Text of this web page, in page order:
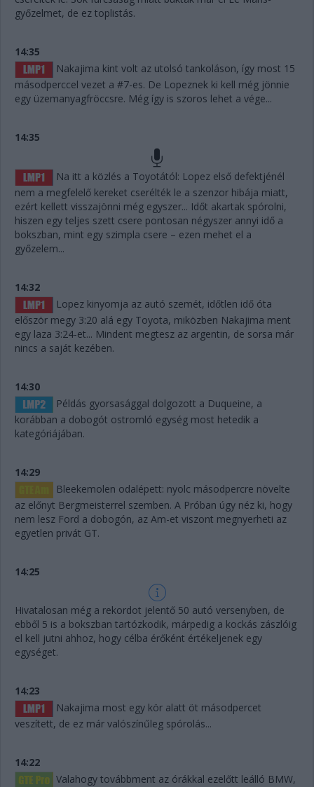
győzelmet, de ez toplistás.
14:35
Nakajima kint volt az utolsó tankoláson, így most 15
másodperccel vezet a #7-es. De Lopeznek ki kell még jönnie
egy üzemanyagfröccsre. Még így is szoros lehet a vége...
14:35
Na itt a közlés a Toyotától: Lopez első defektjénél
nem a megfelelő kereket cserélték le a szenzor hibája miatt,
ezért kellett visszajönni még egyszer... Időt akartak spórolni,
hiszen egy teljes szett csere pontosan négyszer annyi idő a
bokszban, mint egy szimpla csere – ezen mehet el a
győzelem...
14:32
Lopez kinyomja az autó szemét, időtlen idő óta
először megy 3:20 alá egy Toyota, miközben Nakajima ment
egy laza 3:24-et... Mindent megtesz az argentin, de sorsa már
nincs a saját kezében.
14:30
Példás gyorsasággal dolgozott a Duqueine, a
korábban a dobogót ostromló egység most hetedik a
kategóriájában.
14:29
Bleekemolen odalépett: nyolc másodpercre növelte
az előnyt Bergmeisterrel szemben. A Próban úgy néz ki, hogy
nem lesz Ford a dobogón, az Am-et viszont megnyerheti az
egyetlen privát GT.
14:25
Hivatalosan még a rekordot jelentő 50 autó versenyben, de
ebből 5 is a bokszban tartózkodik, márpedig a kockás zászlóig
el kell jutni ahhoz, hogy célba érőként értékeljenek egy
egységet.
14:23
Nakajima most egy kör alatt öt másodpercet
veszített, de ez már valószínűleg spórolás...
14:22
Valahogy továbbment az órákkal ezelőtt leálló BMW,